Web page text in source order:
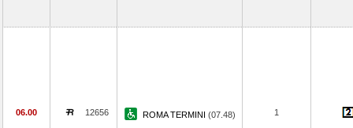
06.00 12656 ROMA TERMINI (07.48) 1